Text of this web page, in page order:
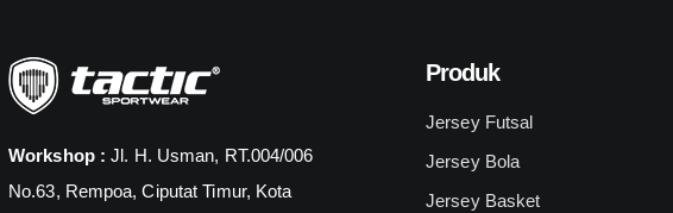
Workshop :Jl. H. Usman, RT.004/006
No.63, Rempoa, Ciputat Timur, Kota
Produk
Jersey Futsal
Jersey Bola
Jersey Basket